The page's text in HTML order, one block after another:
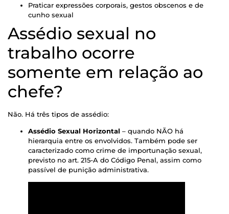
Praticar expressões corporais, gestos obscenos e de
cunho sexual
Assédio sexual no
trabalho ocorre
somente em relação ao
chefe?
Não. Há três tipos de assédio:
Assédio Sexual Horizontal – quando NÃO há
hierarquia entre os envolvidos. Também pode ser
caracterizado como crime de importunação sexual,
previsto no art. 215-A do Código Penal, assim como
passível de punição administrativa.